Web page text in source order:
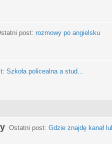
post: rozmowy po angielsku
Szkoła policealna a stud...
Ostatni post: Gdzie znajdę kanał